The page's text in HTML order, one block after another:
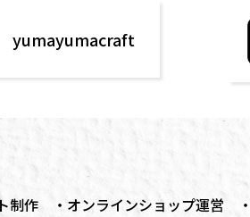
yumayumacraft
制作 オンラインショップ運営